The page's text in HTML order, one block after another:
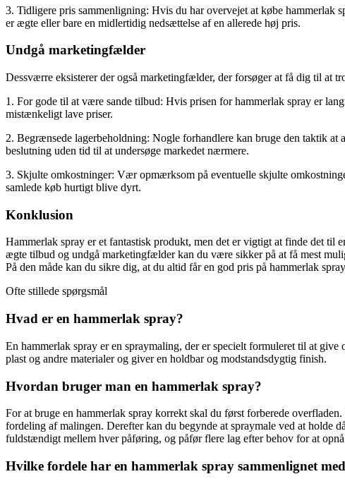
3. Tidligere pris sammenligning: Hvis du har overvejet at købe
er ægte eller bare en midlertidig nedsættelse af en allerede høj pris.
Undgå marketingfælder
Dessværre eksisterer der også marketingfælder, der forsøger at få dig til
1. For gode til at være sande tilbud: Hvis prisen for hammerlak spray er
mistænkeligt lave priser.
2. Begrænsede lagerbeholdning: Nogle forhandlere kan bruge den taktik
beslutning uden tid til at undersøge markedet nærmere.
3. Skjulte omkostninger: Vær opmærksom på eventuelle skjulte
samlede køb hurtigt blive dyrt.
Konklusion
Hammerlak spray er et fantastisk produkt, men det er vigtigt at finde det
ægte tilbud og undgå marketingfælder kan du være sikker på at få mest
På den måde kan du sikre dig, at du altid får en god pris på hammerlak
Ofte stillede spørgsmål
Hvad er en hammerlak spray?
En hammerlak spray er en spraymaling, der er specielt formuleret til at
plast og andre materialer og giver en holdbar og modstandsdygtig finish.
Hvordan bruger man en hammerlak spray?
For at bruge en hammerlak spray korrekt skal du først forberede
fordeling af malingen. Derefter kan du begynde at spraymale ved at holde
fuldstændigt mellem hver påføring, og påfør flere lag efter behov for at
Hvilke fordele har en hammerlak spray sammenlignet